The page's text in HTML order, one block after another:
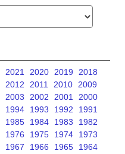
2021 2020 2019
2018
2012 2011 2010
2009
2003 2002 2001
2000
1994 1993 1992
1991
1985 1984 1983
1982
1976 1975 1974
1973
1967 1966 1965
1964